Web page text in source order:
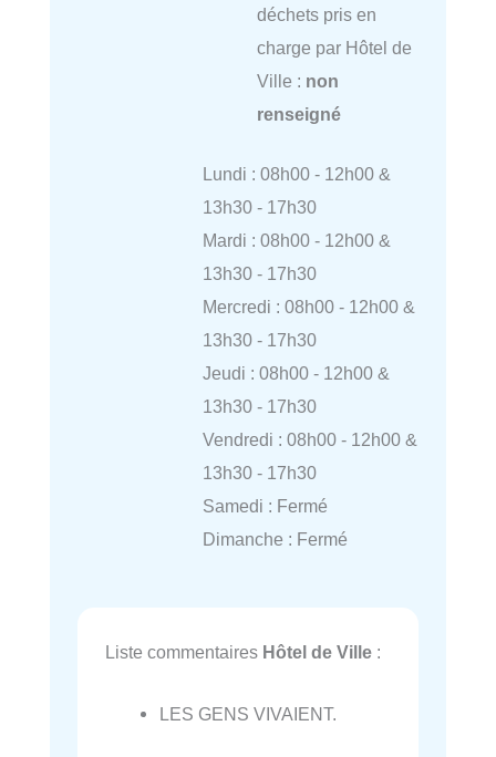
déchets pris en
charge par Hôtel de
Ville : non
renseigné
Lundi : 08h00 - 12h00 &
13h30 - 17h30
Mardi : 08h00 - 12h00 &
13h30 - 17h30
Mercredi : 08h00 - 12h00 &
13h30 - 17h30
Jeudi : 08h00 - 12h00 &
13h30 - 17h30
Vendredi : 08h00 - 12h00 &
13h30 - 17h30
Samedi : Fermé
Dimanche : Fermé
Liste commentaires Hôtel de Ville :
LES GENS VIVAIENT.